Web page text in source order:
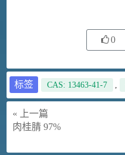
0
标签 CAS: 13463-41-7 ,
« 上一篇
肉桂腈 97%